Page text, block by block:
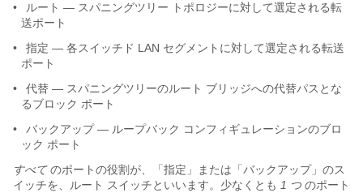
•
ルート ― スパニングツリー トポロジーに対して選定される転
送ポート
•
指定 ― 各スイッチド LAN セグメントに対して選定される転送
ポート
•
代替 ― スパニングツリーのルート ブリッジへの代替パスとな
るブロック ポート
•
バックアップ ― ループバック コンフィギュレーションのブロ
ック ポート
すべてのポートの役割が、「指定」または「バックアップ」のス
イッチを、ルート スイッチといいます。少なくとも 1 つ のポート